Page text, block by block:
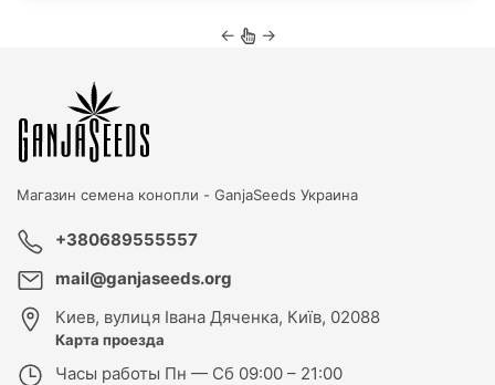
← →
Магазин семена конопли - GanjaSeeds Украина
+380689555557
mail@ganjaseeds.org
Киев, вулиця Івана Дяченка, Київ, 02088
Карта проезда
Часы работы Пн — Сб 09:00 – 21:00